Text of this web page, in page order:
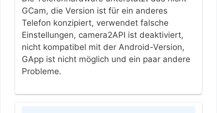
GCam, die Version ist für ein anderes
Telefon konzipiert, verwendet falsche
Einstellungen, camera2API ist deaktiviert,
nicht kompatibel mit der Android-Version,
GApp ist nicht möglich und ein paar andere
Probleme.